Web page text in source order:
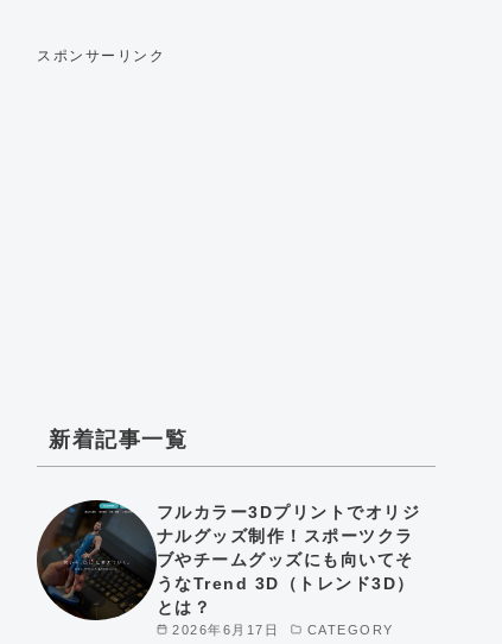
スポンサーリンク
新着記事一覧
2026年6月17日 CATEGORY
フルカラー3Dプリントでオリジ
ナルグッズ制作！スポーツクラ
ブやチームグッズにも向いてそ
うなTrend 3D（トレンド3D）
とは？